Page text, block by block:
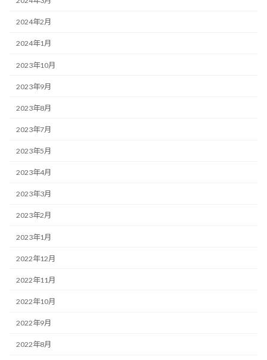
2024年2月
2024年1月
2023年10月
2023年9月
2023年8月
2023年7月
2023年5月
2023年4月
2023年3月
2023年2月
2023年1月
2022年12月
2022年11月
2022年10月
2022年9月
2022年8月